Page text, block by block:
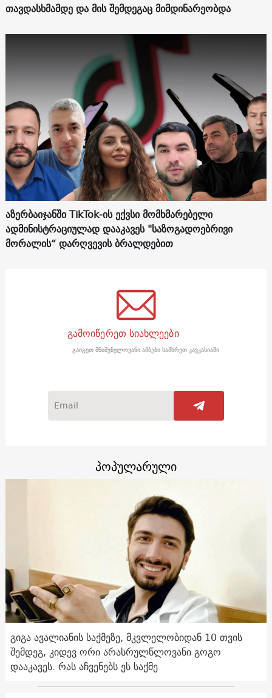
თავდასხმამდე და მის შემდეგაც მიმდინარეობდა
აზერბაიჯანში TikTok-ის ექვსი მომხმარებელი
ადმინისტრაციულად დააკავეს "საზოგადოებრივი
მორალის“ დარღვევის ბრალდებით
გამოიწერეთ სიახლეები
გაიგეთ მნიშვნელოვანი ამბები სამხრეთ კავკასიაში
პოპულარული
გიგა ავალიანის საქმეზე, მკვლელობიდან 10 თვის
შემდეგ, კიდევ ორი არასრულწლოვანი გოგო
დააკავეს. რას აჩვენებს ეს საქმე